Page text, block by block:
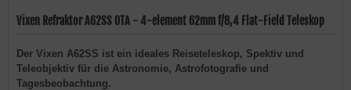
Vixen Refraktor A62SS OTA - 4-element 62mm f/8,4 Flat-Field Teleskop
Der Vixen A62SS ist ein ideales Reiseteleskop, Spektiv und
Teleobjektiv für die Astronomie, Astrofotografie und
Tagesbeobachtung.